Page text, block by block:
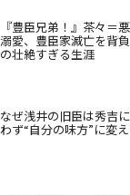
『豊臣兄弟！』茶々＝
溺愛、豊臣家滅亡を背
の壮絶すぎる生涯
なぜ浅井の旧臣は秀吉
わず“自分の味方”に変